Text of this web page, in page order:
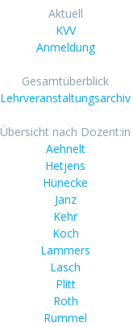
Aktuell
KVV
Anmeldung
Gesamtüberblick
Lehrveranstaltungsarchiv
Übersicht nach Dozent:in
Aehnelt
Hetjens
Hünecke
Janz
Kehr
Koch
Lammers
Lasch
Plitt
Roth
Rummel